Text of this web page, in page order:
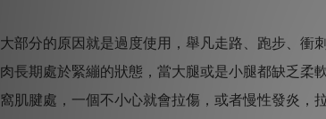
大部分的原因就是過度使用，舉凡走路、跑步、衝
肉長期處於緊繃的狀態，當大腿或是小腿都缺乏柔
窩肌腱處，一個不小心就會拉傷，或者慢性發炎，